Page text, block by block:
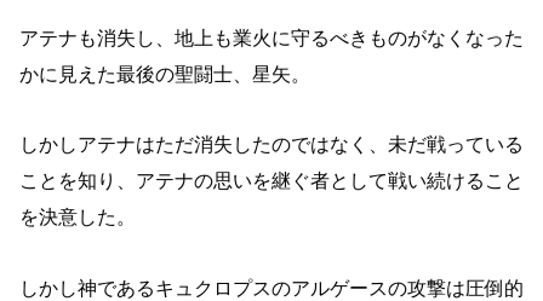
アテナも消失し、地上も業火に守るべきものがなくなった
かに見えた最後の聖闘士、星矢。
しかしアテナはただ消失したのではなく、未だ戦っている
ことを知り、アテナの思いを継ぐ者として戦い続けること
を決意した。
しかし神であるキュクロプスのアルゲースの攻撃は圧倒的